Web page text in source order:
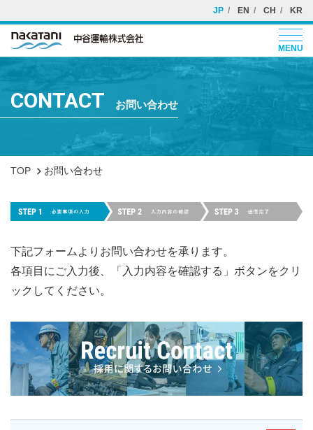
JP EN CH KR
MENU
CONTACT お問い合わせ
TOP お問い合わせ
下記フォームよりお問い合わせを承ります。
各項目にご入力後、「入力内容を確認する」ボタンをクリ
ックしてください。